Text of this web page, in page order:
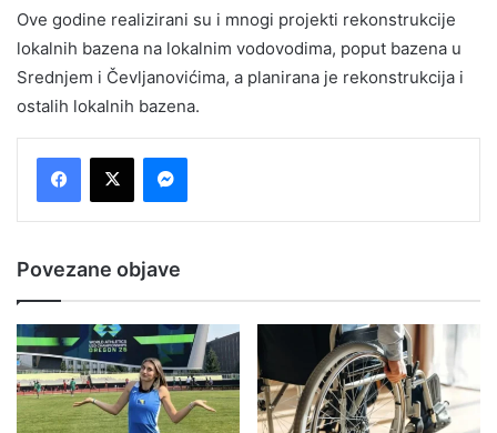
Ove godine realizirani su i mnogi projekti rekonstrukcije
lokalnih bazena na lokalnim vodovodima, poput bazena u
Srednjem i Čevljanovićima, a planirana je rekonstrukcija i
ostalih lokalnih bazena.
Povezane objave